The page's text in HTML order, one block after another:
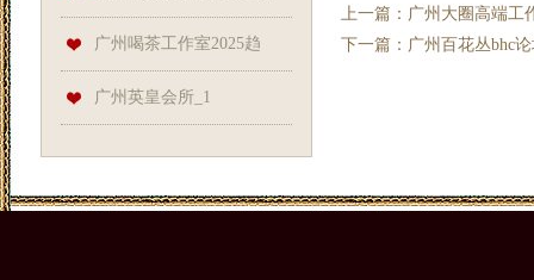
源获取_152
98水会大全与大圈经纪服务
广州喝茶工作室2025趋
势：VX预约与大圈高端资源汇
广州英皇会所_1
上一篇： 广州大圈高端工
下一篇： 广州百花丛bhc